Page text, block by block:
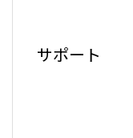
サポート